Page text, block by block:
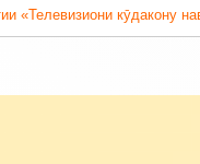
«Телевизиони кӯдакону